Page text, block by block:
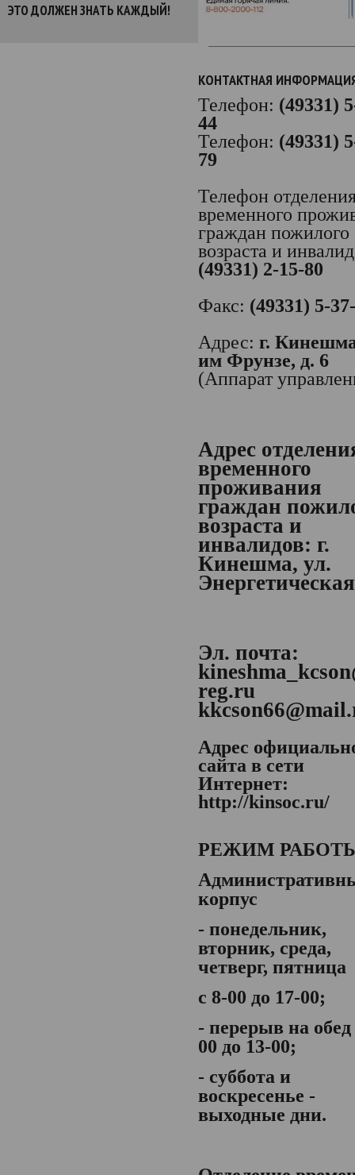
ЭТО ДОЛЖЕН ЗНАТЬ КАЖДЫЙ!
КОНТАКТНАЯ
Телефон: (49331)
44
Телефон: (49331)
79
Телефон
временного
граждан пожилого
возраста и
(49331) 2-15-80
Факс: (49331) 5-
Адрес: г.
им Фрунзе, д. 6
(Аппарат
Адрес
временного
проживания
граждан
возраста и
инвалидов: г.
Кинешма, ул.
Эл. почта:
reg.ru
Адрес
сайта в сети
Интернет:
http://kinsoc.ru/
РЕЖИМ
корпус
- понедельник,
вторник, среда,
четверг, пятница
с 8-00 до 17-00;
- перерыв на обед
00 до 13-00;
- суббота и
воскресенье -
выходные дни.